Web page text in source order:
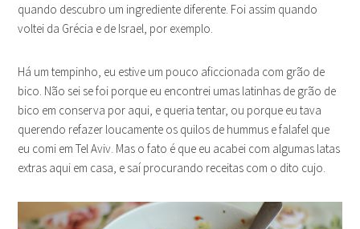
quando descubro um ingrediente diferente. Foi assim quando
voltei da Grécia e de Israel, por exemplo.
Há um tempinho, eu estive um pouco aficcionada com grão de
bico. Não sei se foi porque eu encontrei umas latinhas de grão de
bico em conserva por aqui, e queria tentar, ou porque eu tava
querendo refazer loucamente os quilos de hummus e falafel que
eu comi em Tel Aviv. Mas o fato é que eu acabei com algumas latas
extras aqui em casa, e saí procurando receitas com o dito cujo.